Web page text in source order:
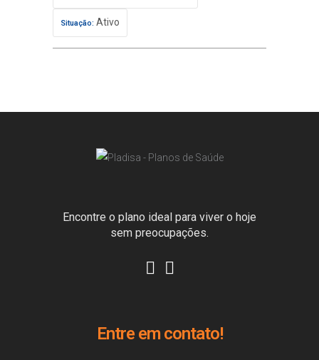
Situação: Ativo
Encontre o plano ideal para viver o hoje
sem preocupações.
Entre em contato!